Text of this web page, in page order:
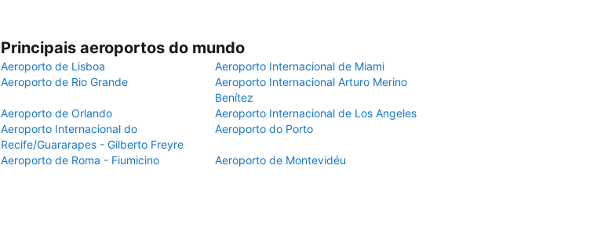
Principais aeroportos do mundo
Aeroporto de Lisboa
Aeroporto Internacional de Miami
Aeroporto de Rio Grande
Aeroporto Internacional Arturo Merino
Benítez
Aeroporto de Orlando
Aeroporto Internacional de Los Angeles
Aeroporto Internacional do
Recife/Guararapes - Gilberto Freyre
Aeroporto do Porto
Aeroporto de Roma - Fiumicino Aeroporto de Montevidéu